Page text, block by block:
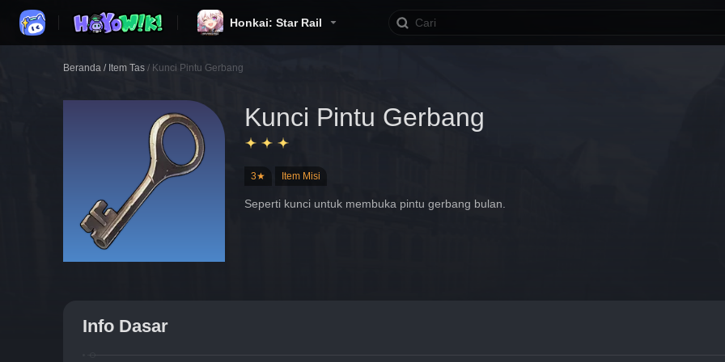
Honkai: Star Rail
Beranda / Item Tas / Kunci Pintu Gerbang
Kunci Pintu Gerbang
3★ Item Misi
Seperti kunci untuk membuka pintu gerbang bulan.
Info Dasar